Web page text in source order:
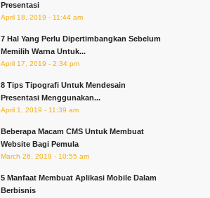
Presentasi
April 18, 2019 - 11:44 am
7 Hal Yang Perlu Dipertimbangkan Sebelum
Memilih Warna Untuk...
April 17, 2019 - 2:34 pm
8 Tips Tipografi Untuk Mendesain
Presentasi Menggunakan...
April 1, 2019 - 11:39 am
Beberapa Macam CMS Untuk Membuat
Website Bagi Pemula
March 26, 2019 - 10:55 am
5 Manfaat Membuat Aplikasi Mobile Dalam
Berbisnis